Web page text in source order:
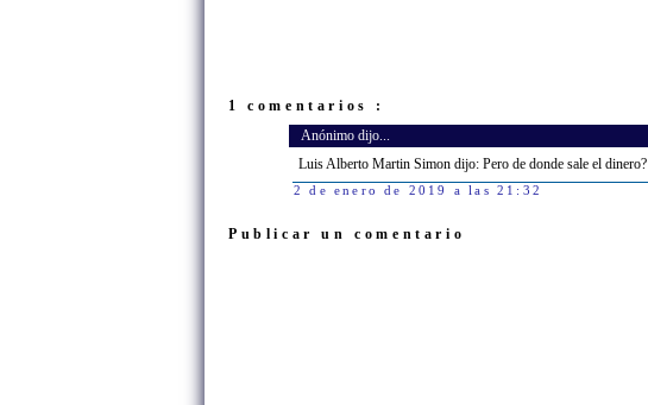
1 comentarios :
Anónimo dijo...
Luis Alberto Martin Simon dijo: Pero de donde sale el dinero?
2 de enero de 2019 a las 21:32
Publicar un comentario